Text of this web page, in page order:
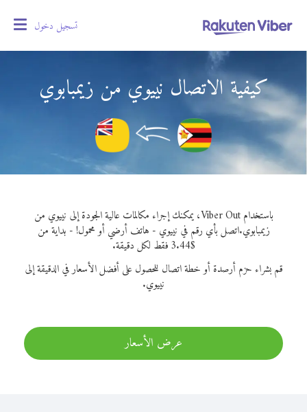
تسجيل دخول
كيفية الاتصال نييوي من زيمبابوي
باستخدام Viber Out، يمكنك إجراء مكالمات عالية الجودة إلى نييوي من
زيمبابوي.اتصل بأي رقم في نييوي - هاتف أرضي أو محمول! - بداية من
$3.44 فقط لكل دقيقة.
قم بشراء حزم أرصدة أو خطة اتصال للحصول على أفضل الأسعار في الدقيقة إلى
نييوي.
عرض الأسعار